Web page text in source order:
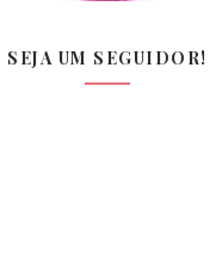
SEJA UM SEGUIDOR!